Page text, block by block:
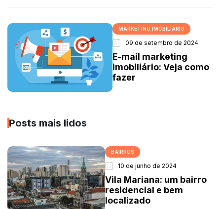
MARKETING IMOBILIÁRIO
09 de setembro de 2024
E-mail marketing
imobiliário: Veja como
fazer
Posts mais lidos
BAIRROS
10 de junho de 2024
Vila Mariana: um bairro
residencial e bem
localizado